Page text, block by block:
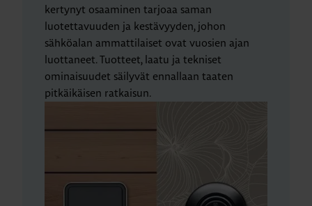
kertynyt osaaminen tarjoaa saman
luotettavuuden ja kestävyyden, johon
sähköalan ammattilaiset ovat vuosien ajan
luottaneet. Tuotteet, laatu ja tekniset
ominaisuudet säilyvät ennallaan taaten
pitkäikäisen ratkaisun.